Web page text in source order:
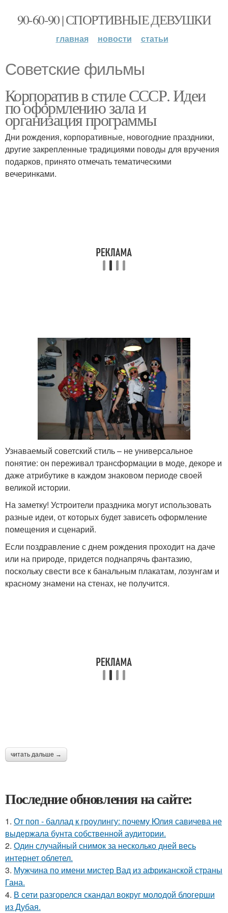
90-60-90 | СПОРТИВНЫЕ ДЕВУШКИ
главная новости статьи
Советские фильмы
Корпоратив в стиле СССР. Идеи
по оформлению зала и
организация программы
Дни рождения, корпоративные, новогодние праздники,
другие закрепленные традициями поводы для вручения
подарков, принято отмечать тематическими
вечеринками.
Узнаваемый советский стиль – не универсальное
понятие: он переживал трансформации в моде, декоре и
даже атрибутике в каждом знаковом периоде своей
великой истории.
На заметку! Устроители праздника могут использовать
разные идеи, от которых будет зависеть оформление
помещения и сценарий.
Если поздравление с днем рождения проходит на даче
или на природе, придется поднапрячь фантазию,
поскольку свести все к банальным плакатам, лозунгам и
красному знамени на стенах, не получится.
читать дальше →
Последние обновления на сайте:
1. От поп - баллад к гроулингу: почему Юлия савичева не
выдержала бунта собственной аудитории.
2. Один случайный снимок за несколько дней весь
интернет облетел.
3. Мужчина по имени мистер Вад из африканской страны
Гана.
4. В сети разгорелся скандал вокруг молодой блогерши
из Дубая.